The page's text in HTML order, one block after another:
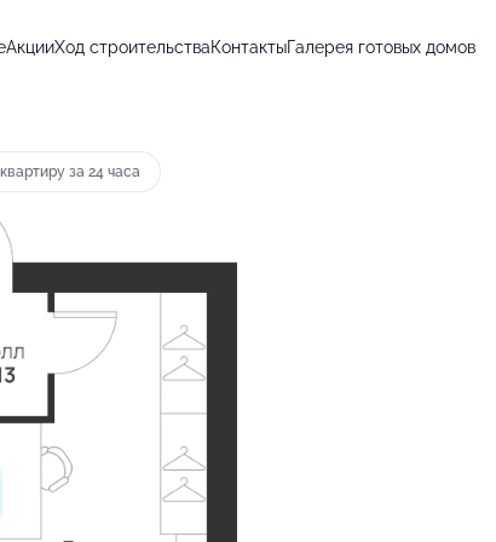
АкцииХод строительстваКонтактыГалерея готовых домов
12 229 руб.
за 24 часа